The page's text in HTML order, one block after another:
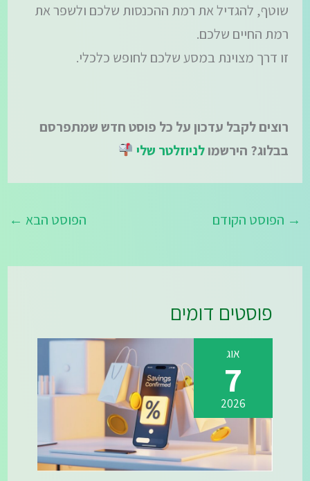
שוטף, להגדיל את רמת ההכנסות שלכם ולשפר את
רמת החיים שלכם.
זו דרך מצוינת במסע שלכם לחופש כלכלי.
רוצים לקבל עדכון על כל פוסט חדש שמתפרסם
בבלוג? הירשמולניוזלטר שלי
→ הפוסט הקודם הפוסט הבא ←
פוסטים דומים
אוג
7
2026